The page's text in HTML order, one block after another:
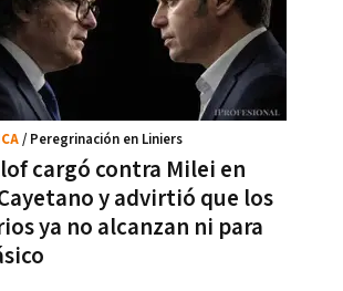
cargó contra Milei en
y advirtió que los
ya no alcanzan ni para
/ Peregrinación en Liniers